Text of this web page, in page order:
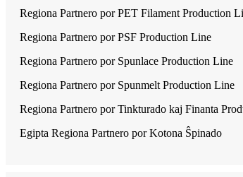
Regiona Partnero por PET Filament Production
Regiona Partnero por PSF Production Line
Regiona Partnero por Spunlace Production Line
Regiona Partnero por Spunmelt Production Line
Regiona Partnero por Tinkturado kaj Finanta
Egipta Regiona Partnero por Kotona Ŝpinado